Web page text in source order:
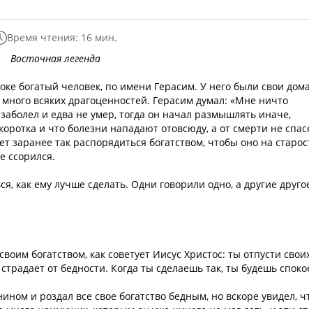
Время чтения: 16 мин.
Восточная легенда
богатый человек, по имени Герасим. У него были свои
всяких драгоценностей. Герасим думал: «Мне ничто
и едва не умер, тогда он начал размышлять иначе,
и что болезни нападают отовсюду, а от смерти не
заранее так распорядиться богатством, чтобы оно на
ссорился.
как ему лучше сделать. Одни говорили одно, а другие
богатством, как советует Иисус Христос: ты отпусти
от бедности. Когда ты сделаешь так, ты будешь
и роздал все свое богатство бедным, но вскоре увидел,